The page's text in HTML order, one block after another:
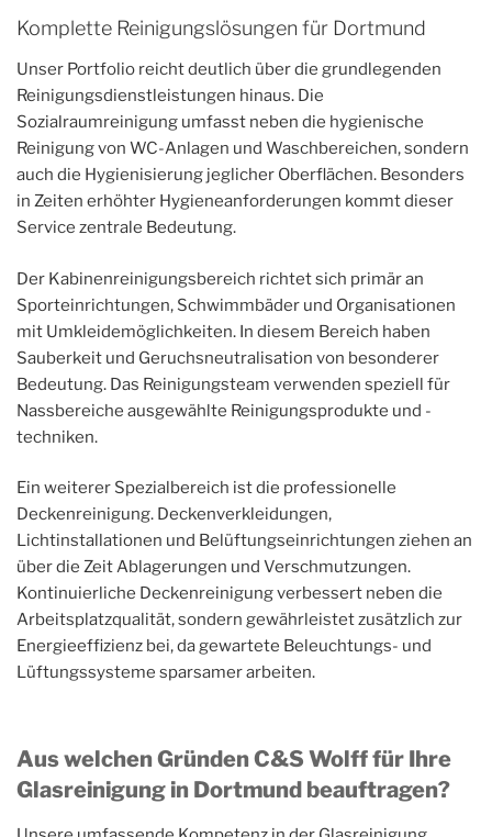
Komplette Reinigungslösungen für Dortmund
Unser Portfolio reicht deutlich über die grundlegenden
Reinigungsdienstleistungen hinaus. Die
Sozialraumreinigung umfasst neben die hygienische
Reinigung von WC-Anlagen und Waschbereichen, sondern
auch die Hygienisierung jeglicher Oberflächen. Besonders
in Zeiten erhöhter Hygieneanforderungen kommt dieser
Service zentrale Bedeutung.
Der Kabinenreinigungsbereich richtet sich primär an
Sporteinrichtungen, Schwimmbäder und Organisationen
mit Umkleidemöglichkeiten. In diesem Bereich haben
Sauberkeit und Geruchsneutralisation von besonderer
Bedeutung. Das Reinigungsteam verwenden speziell für
Nassbereiche ausgewählte Reinigungsprodukte und -
techniken.
Ein weiterer Spezialbereich ist die professionelle
Deckenreinigung. Deckenverkleidungen,
Lichtinstallationen und Belüftungseinrichtungen ziehen an
über die Zeit Ablagerungen und Verschmutzungen.
Kontinuierliche Deckenreinigung verbessert neben die
Arbeitsplatzqualität, sondern gewährleistet zusätzlich zur
Energieeffizienz bei, da gewartete Beleuchtungs- und
Lüftungssysteme sparsamer arbeiten.
Aus welchen Gründen C&S Wolff für Ihre
Glasreinigung in Dortmund beauftragen?